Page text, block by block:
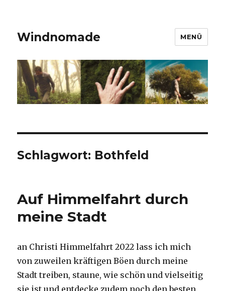
Windnomade MENÜ
Schlagwort: Bothfeld
Auf Himmelfahrt durch
meine Stadt
an Christi Himmelfahrt 2022 lass ich mich
von zuweilen kräftigen Böen durch meine
Stadt treiben, staune, wie schön und vielseitig